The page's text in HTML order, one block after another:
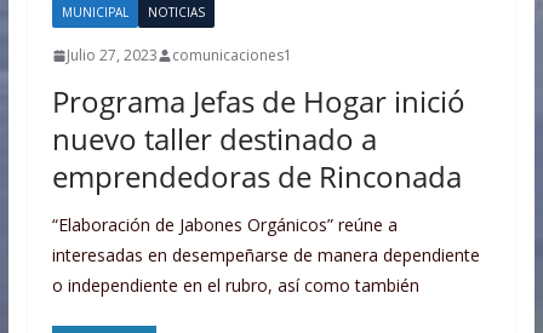
MUNICIPAL NOTICIAS
Julio 27, 2023 comunicaciones1
Programa Jefas de Hogar inició
nuevo taller destinado a
emprendedoras de Rinconada
“Elaboración de Jabones Orgánicos” reúne a
interesadas en desempeñarse de manera dependiente
o independiente en el rubro, así como también